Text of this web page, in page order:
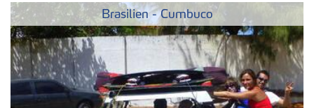
Brasilien - Cumbuco